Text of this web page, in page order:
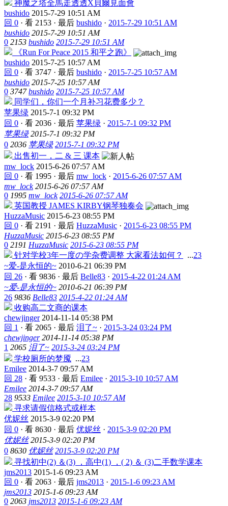
神魔之塔全馬走透透X貝爾見面會
bushido 2015-7-29 10:51 AM
回 0 · 看 2153 · 最后 bushido · 2015-7-29 10:51 AM
bushido 2015-7-29 10:51 AM
0 2153 bushido 2015-7-29 10:51 AM
《Run For Peace 2015 和平之跑》
bushido 2015-7-25 10:57 AM
回 0 · 看 3747 · 最后 bushido · 2015-7-25 10:57 AM
bushido 2015-7-25 10:57 AM
0 3747 bushido 2015-7-25 10:57 AM
同学们，你们一个月补习花费多少？
苹果绿 2015-7-1 09:32 PM
回 0 · 看 2036 · 最后 苹果绿 · 2015-7-1 09:32 PM
苹果绿 2015-7-1 09:32 PM
0 2036 苹果绿 2015-7-1 09:32 PM
出售初一，二 & 三 课本
mw_lock 2015-6-26 07:57 AM
回 0 · 看 1995 · 最后 mw_lock · 2015-6-26 07:57 AM
mw_lock 2015-6-26 07:57 AM
0 1995 mw_lock 2015-6-26 07:57 AM
英国教授 JAMES KIRBY钢琴独奏会
HuzzaMusic 2015-6-23 08:55 PM
回 0 · 看 2191 · 最后 HuzzaMusic · 2015-6-23 08:55 PM
HuzzaMusic 2015-6-23 08:55 PM
0 2191 HuzzaMusic 2015-6-23 08:55 PM
针对学校3年一度の学杂费调整 大家看法如何？
...23
~爱-是永恒的~ 2010-6-21 06:39 PM
回 26 · 看 9836 · 最后 Belle83 · 2015-4-22 01:24 AM
~爱-是永恒的~ 2010-6-21 06:39 PM
26 9836 Belle83 2015-4-22 01:24 AM
收购高二文商的课本
chewjinger 2014-11-14 05:38 PM
回 1 · 看 2065 · 最后 泪了~ · 2015-3-24 03:24 PM
chewjinger 2014-11-14 05:38 PM
1 2065 泪了~ 2015-3-24 03:24 PM
学校厕所的梦魇 ...23
Emilee 2014-3-7 09:57 AM
回 28 · 看 9533 · 最后 Emilee · 2015-3-10 10:57 AM
Emilee 2014-3-7 09:57 AM
28 9533 Emilee 2015-3-10 10:57 AM
寻求请假信格式或样本
优妮丝 2015-3-9 02:20 PM
回 0 · 看 8630 · 最后 优妮丝 · 2015-3-9 02:20 PM
优妮丝 2015-3-9 02:20 PM
0 8630 优妮丝 2015-3-9 02:20 PM
寻找初中(2) ＆(3) ，高中(1) ，( 2) ＆ (3)二手数学课本
jms2013 2015-1-6 09:23 AM
回 0 · 看 2063 · 最后 jms2013 · 2015-1-6 09:23 AM
jms2013 2015-1-6 09:23 AM
0 2063 jms2013 2015-1-6 09:23 AM